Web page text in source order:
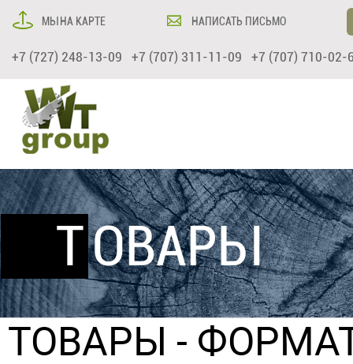
МЫ НА КАРТЕ НАПИСАТЬ ПИСЬМО
+7 (727) 248-13-09 +7 (707) 311-11-09 +7 (707) 710-02-
ТОВАРЫ
ТОВАРЫ -